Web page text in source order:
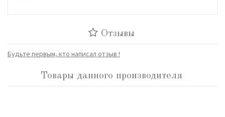
Отзывы
Будьте первым, кто написал отзыв !
Товары данного производителя